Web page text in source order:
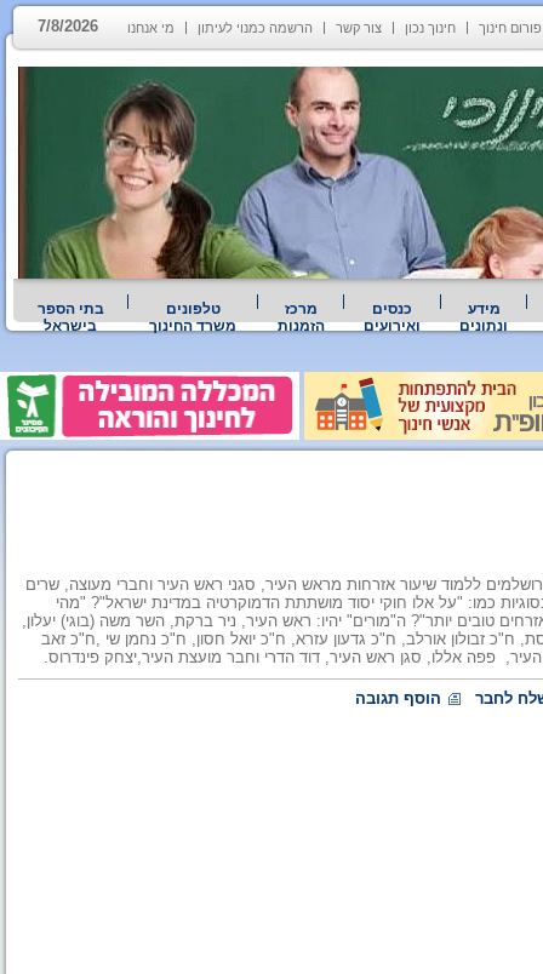
פורום חינוך חינוך נכון צור קשר הרשמה כמנוי לעיתון מי אנחנו 7/8/2026
מידע
ונתונים
כנסים
ואירועים
מרכז
הזמנות
טלפונים
משרד החינוך
בתי הספר
בישראל
ב-9-13.5, יזכו התיכוניסטים הירושלמים ללמוד שיעור אזרחות מראש העיר, סגני ראש העיר וחברי מעוצה, שרים
ביום חמישי, 12.5. השיעורים יעסקו בסוגיות כמו: "על אלו חוקי יסוד מושתתת הדמוקרטיה במדינת ישראל"? "מהי
טובים יותר"? ה"מורים" יהיו: ראש העיר, ניר ברקת, השר משה (בוגי) יעלון,
ח"כ זבולון אורלב, ח"כ גדעון עזרא, ח"כ יואל חסון, ח"כ נחמן שי ,ח"כ זאב
פפה אללו, סגן ראש העיר, דוד הדרי וחבר מועצת העיר,יצחק פינדרוס.
לחבר הוסף תגובה